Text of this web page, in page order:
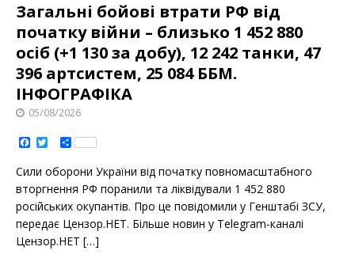
Загальні бойові втрати РФ від
початку війни – близько 1 452 880
осіб (+1 130 за добу), 12 242 танки, 47
396 артсистем, 25 084 ББМ.
ІНФОГРАФІКА
05/08/2026
a
e
b
o
o
k
t
t
e
r
S
h
r
e
Сили оборони України від початку повномасштабного
вторгнення РФ поранили та ліквідували 1 452 880
російських окупантів. Про це повідомили у Генштабі ЗСУ,
передає Цензор.НЕТ. Більше новин у Telegram-каналі
Цензор.НЕТ […]